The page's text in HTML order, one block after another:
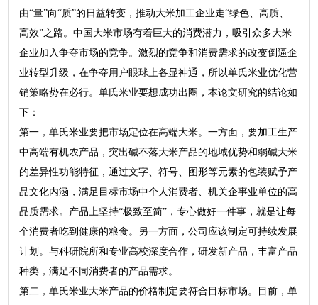
由“量”向“质”的日益转变，推动大米加工企业走“绿色、高质、
高效”之路。中国大米市场有着巨大的消费潜力，吸引众多大米
企业加入争夺市场的竞争。激烈的竞争和消费需求的改变倒逼企
业转型升级，在争夺用户眼球上各显神通，所以单氏米业优化营
销策略势在必行。单氏米业要想成功出圈，本论文研究的结论如
下：
第一，单氏米业要把市场定位在高端大米。一方面，要加工生产
中高端有机农产品，突出碱不落大米产品的地域优势和弱碱大米
的差异性功能特征，通过文字、符号、图形等元素的包装赋予产
品文化内涵，满足目标市场中个人消费者、机关企事业单位的高
品质需求。产品上坚持“极致至简”，专心做好一件事，就是让每
个消费者吃到健康的粮食。另一方面，公司应该制定可持续发展
计划。与科研院所和专业高校深度合作，研发新产品，丰富产品
种类，满足不同消费者的产品需求。
第二，单氏米业大米产品的价格制定要符合目标市场。目前，单